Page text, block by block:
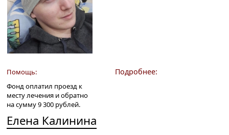
Помощь:
Фонд оплатил проезд к
месту лечения и обратно
на сумму 9 300 рублей.
Подробнее:
Елена Калинина